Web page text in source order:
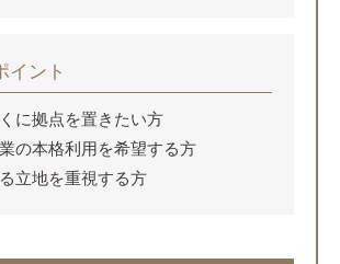
イント
に拠点を置きたい方
の本格利用を希望する方
立地を重視する方